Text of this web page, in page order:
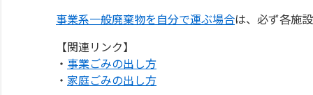
事業系一般廃棄物を自分で運ぶ場合は、必ず各施
【関連リンク】
・ 事業ごみの出し方
・ 家庭ごみの出し方